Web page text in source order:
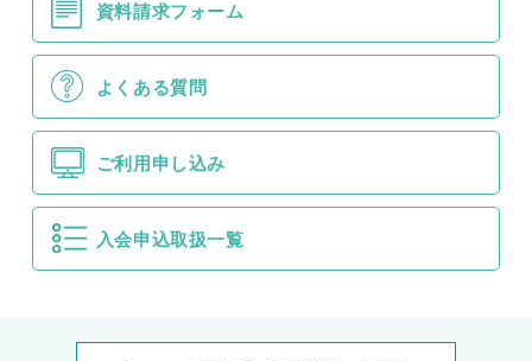
資料請求フォーム
よくある質問
ご利用申し込み
入会申込取扱一覧